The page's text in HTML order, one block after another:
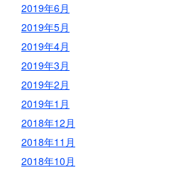
2019年6月
2019年5月
2019年4月
2019年3月
2019年2月
2019年1月
2018年12月
2018年11月
2018年10月